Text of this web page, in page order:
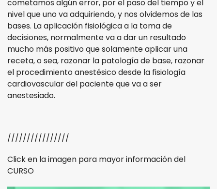
cometamos algún error, por el paso del tiempo y el
nivel que uno va adquiriendo, y nos olvidemos de las
bases. La aplicación fisiológica a la toma de
decisiones, normalmente va a dar un resultado
mucho más positivo que solamente aplicar una
receta, o sea, razonar la patología de base, razonar
el procedimiento anestésico desde la fisiología
cardiovascular del paciente que va a ser
anestesiado.
////////////////
Click en la imagen para mayor información del
CURSO